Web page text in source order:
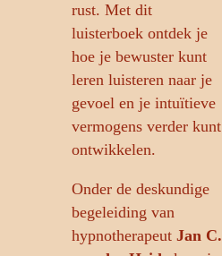
rust. Met dit
luisterboek ontdek je
hoe je bewuster kunt
leren luisteren naar je
gevoel en je intuïtieve
vermogens verder kunt
ontwikkelen.
Onder de deskundige
begeleiding van
hypnotherapeut Jan C.